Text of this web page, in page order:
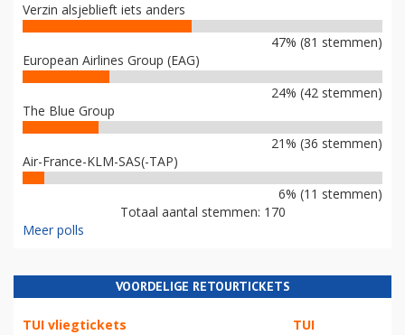
Verzin alsjeblieft iets anders
47% (81 stemmen)
European Airlines Group (EAG)
24% (42 stemmen)
The Blue Group
21% (36 stemmen)
Air-France-KLM-SAS(-TAP)
6% (11 stemmen)
Totaal aantal stemmen: 170
Meer polls
VOORDELIGE RETOURTICKETS
TUI vliegtickets TUI